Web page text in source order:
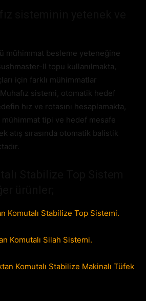
mühimmat besleme yeteneğine
II topu kullanılmakta,
için farklı mühimmatlar
sistemi, otomatik hedef
hız ve rotasını hesaplamakta,
tipi ve hedef mesafe
atış sırasında otomatik balistik
Komutalı Stabilize Top Sistemi.
Komutalı Silah Sistemi.
Komutalı Stabilize Makinalı Tüfek